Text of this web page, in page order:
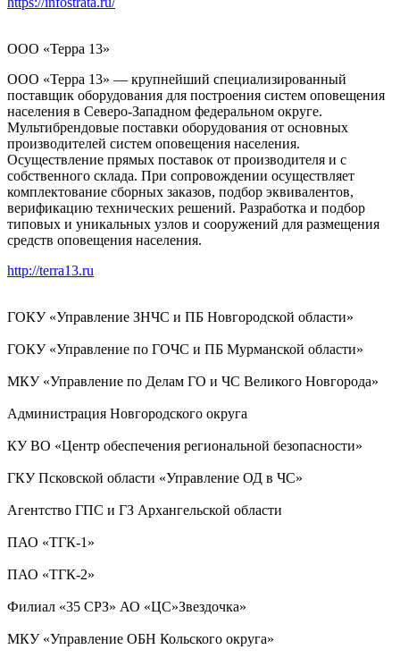
ООО «Терра 13»
ООО «Терра 13» — крупнейший специализированный
поставщик оборудования для построения систем оповещения
населения в Северо-Западном федеральном округе.
Мультибрендовые поставки оборудования от основных
производителей систем оповещения населения.
Осуществление прямых поставок от производителя и с
собственного склада. При сопровождении осуществляет
комплектование сборных заказов, подбор эквивалентов,
верификацию технических решений. Разработка и подбор
типовых и уникальных узлов и сооружений для размещения
средств оповещения населения.
http://terra13.ru
ГОКУ «Управление ЗНЧС и ПБ Новгородской области»
ГОКУ «Управление по ГОЧС и ПБ Мурманской области»
МКУ «Управление по Делам ГО и ЧС Великого Новгорода»
Администрация Новгородского округа
КУ ВО «Центр обеспечения региональной безопасности»
ГКУ Псковской области «Управление ОД в ЧС»
Агентство ГПС и ГЗ Архангельской области
ПАО «ТГК-1»
ПАО «ТГК-2»
Филиал «35 СРЗ» АО «ЦС»Звездочка»
МКУ «Управление ОБН Кольского округа»